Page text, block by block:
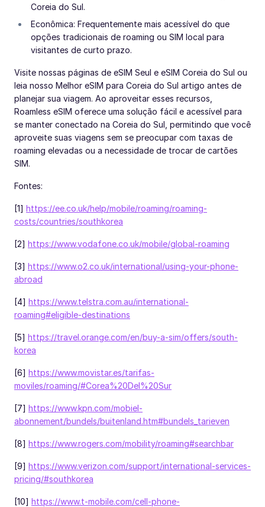
Coreia do Sul.
Econômica: Frequentemente mais acessível do que
opções tradicionais de roaming ou SIM local para
visitantes de curto prazo.
Visite nossas páginas de eSIM Seul e eSIM Coreia do Sul ou
leia nosso Melhor eSIM para Coreia do Sul artigo antes de
planejar sua viagem. Ao aproveitar esses recursos,
Roamless eSIM oferece uma solução fácil e acessível para
se manter conectado na Coreia do Sul, permitindo que você
aproveite suas viagens sem se preocupar com taxas de
roaming elevadas ou a necessidade de trocar de cartões
SIM.
Fontes:
[1] https://ee.co.uk/help/mobile/roaming/roaming-
costs/countries/southkorea
[2] https://www.vodafone.co.uk/mobile/global-roaming
[3] https://www.o2.co.uk/international/using-your-phone-
abroad
[4] https://www.telstra.com.au/international-
roaming#eligible-destinations
[5] https://travel.orange.com/en/buy-a-sim/offers/south-
korea
[6] https://www.movistar.es/tarifas-
moviles/roaming/#Corea%20Del%20Sur
[7] https://www.kpn.com/mobiel-
abonnement/bundels/buitenland.htm#bundels_tarieven
[8] https://www.rogers.com/mobility/roaming#searchbar
[9] https://www.verizon.com/support/international-services-
pricing/#southkorea
[10] https://www.t-mobile.com/cell-phone-